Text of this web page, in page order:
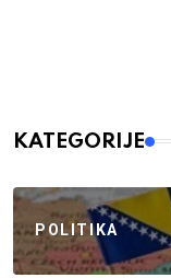
KATEGORIJE
POLITIKA